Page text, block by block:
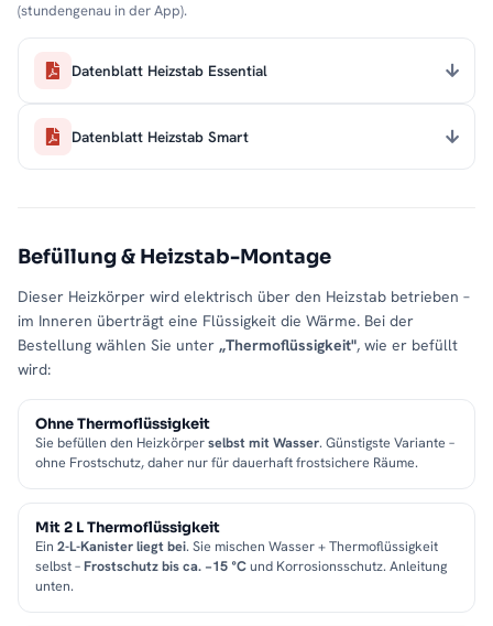
(stundengenau in der App).
Datenblatt Heizstab Essential
Datenblatt Heizstab Smart
Befüllung & Heizstab-Montage
Dieser Heizkörper wird elektrisch über den Heizstab betrieben –
im Inneren überträgt eine Flüssigkeit die Wärme. Bei der
Bestellung wählen Sie unter „Thermoflüssigkeit", wie er befüllt
wird:
Ohne Thermoflüssigkeit
Sie befüllen den Heizkörperselbst mit Wasser. Günstigste Variante –
ohne Frostschutz, daher nur für dauerhaft frostsichere Räume.
Mit 2 L Thermoflüssigkeit
Ein 2-L-Kanister liegt bei. Sie mischen Wasser + Thermoflüssigkeit
selbst –Frostschutz bis ca. −15 °Cund Korrosionsschutz. Anleitung
unten.